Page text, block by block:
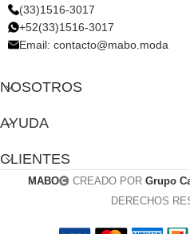
(33)1516-3017
+52(33)1516-3017
Email: contacto@mabo.moda
NOSOTROS
AYUDA
CLIENTES
MABO CREADO POR Grupo
DERECHOS